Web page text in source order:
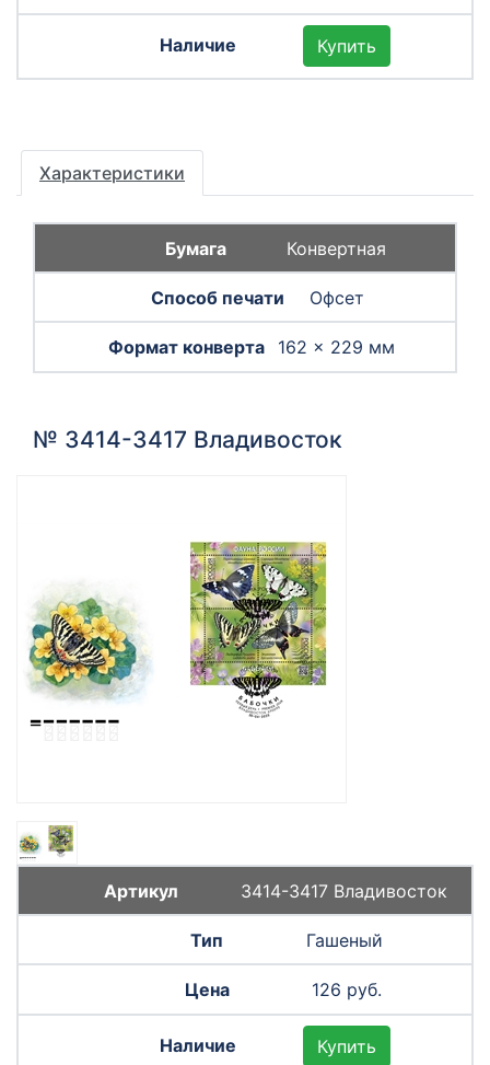
Купить
Характеристики
Конвертная
Офсет
162 × 229 мм
№ 3414-3417 Владивосток
3414-3417 Владивосток
Гашеный
126 руб.
Купить